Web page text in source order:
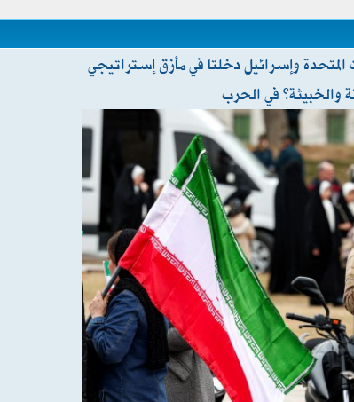
وإسرائيل دخلتا في مأزق إستراتيجي
والخبيثة” في الحرب